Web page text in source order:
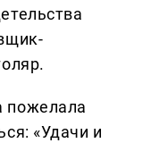
пожелала
«Удачи и